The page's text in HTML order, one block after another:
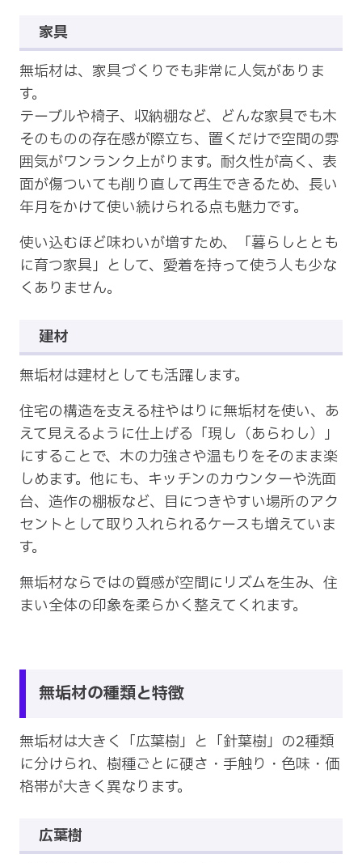
家具
無垢材は、家具づくりでも非常に人気がありま
す。
テーブルや椅子、収納棚など、どんな家具でも木
そのものの存在感が際立ち、置くだけで空間の雰
囲気がワンランク上がります。耐久性が高く、表
面が傷ついても削り直して再生できるため、長い
年月をかけて使い続けられる点も魅力です。
使い込むほど味わいが増すため、「暮らしととも
に育つ家具」として、愛着を持って使う人も少な
くありません。
建材
無垢材は建材としても活躍します。
住宅の構造を支える柱やはりに無垢材を使い、あ
えて見えるように仕上げる「現し（あらわし）」
にすることで、木の力強さや温もりをそのまま楽
しめます。他にも、キッチンのカウンターや洗面
台、造作の棚板など、目につきやすい場所のアク
セントとして取り入れられるケースも増えていま
す。
無垢材ならではの質感が空間にリズムを生み、住
まい全体の印象を柔らかく整えてくれます。
無垢材の種類と特徴
無垢材は大きく「広葉樹」と「針葉樹」の2種類
に分けられ、樹種ごとに硬さ・手触り・色味・価
格帯が大きく異なります。
広葉樹